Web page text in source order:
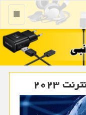
منو
۲۰۲۳